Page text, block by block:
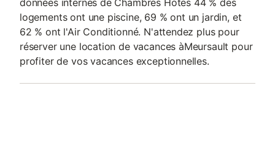
données internes de Chambres Hotes 44 % des
logements ont une piscine, 69 % ont un jardin, et
62 % ont l'Air Conditionné. N'attendez plus pour
réserver une location de vacances àMeursault pour
profiter de vos vacances exceptionnelles.